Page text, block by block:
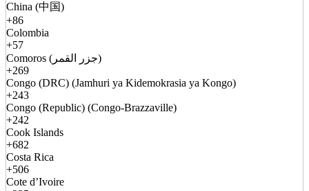
China (中国)
+86
Colombia
+57
Comoros (جزر القمر)
+269
Congo (DRC) (Jamhuri ya Kidemokrasia ya Kongo)
+243
Congo (Republic) (Congo-Brazzaville)
+242
Cook Islands
+682
Costa Rica
+506
Cote d’Ivoire